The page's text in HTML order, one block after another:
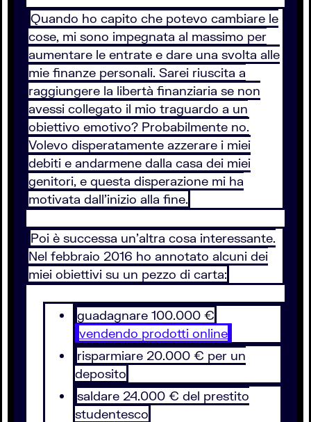
Quando ho capito che potevo cambiare le
cose, mi sono impegnata al massimo per
aumentare le entrate e dare una svolta alle
mie finanze personali. Sarei riuscita a
raggiungere la libertà finanziaria se non
avessi collegato il mio traguardo a un
obiettivo emotivo? Probabilmente no.
Volevo disperatamente azzerare i miei
debiti e andarmene dalla casa dei miei
genitori, e questa disperazione mi ha
motivata dall'inizio alla fine.
Poi è successa un'altra cosa interessante.
Nel febbraio 2016 ho annotato alcuni dei
miei obiettivi su un pezzo di carta:
guadagnare 100.000 €
vendendo prodotti online
risparmiare 20.000 € per un
deposito
saldare 24.000 € del prestito
studentesco